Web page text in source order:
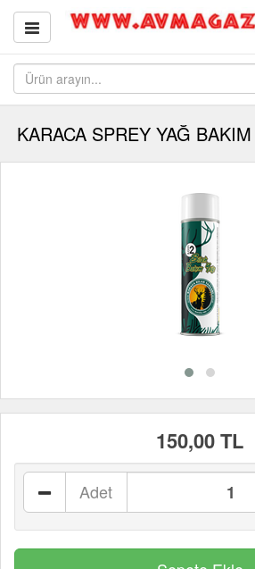
KARACA SPREY YAĞ
150,00 TL
Adet